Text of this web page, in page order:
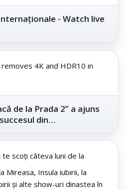
- Watch live
4K and HDR10 in
de la Prada 2” a ajuns
din
te scoți câteva luni de la
Mireasa, Insula iubirii, la
și alte show-uri dinastea în